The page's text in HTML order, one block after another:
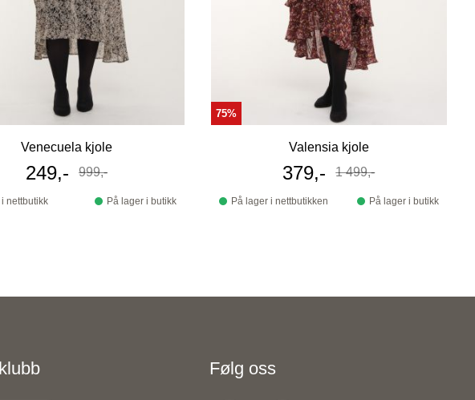
Venecuela kjole
Tilbudspris
249,- Før
999,-
nettbutikk På lager i butikk
75%
Valensia kjole
Tilbudspris
379,- Før
1 499,-
På lager i nettbutikken På lager i butikk
Følg oss